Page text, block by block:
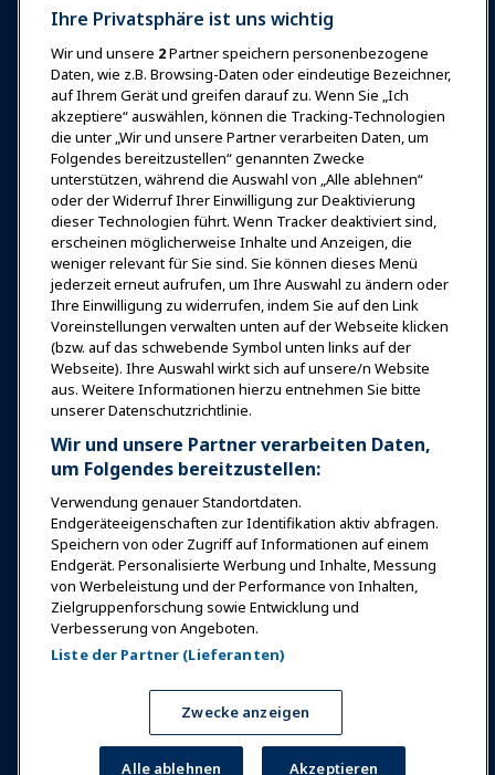
Anmelden Jetzt beitreten
Auszeichnungen Karrieren
Kontakt
Expos & Veranstaltungen
News & Funwelt
Bildung
Sicherheit & Schutz
Plädoyer
Forschung & Berichte
Über IAAPA
Partner
Copyright © 2026 Internationaler Verband der
Vergnügungsparks und Attraktionen. Alle Rechte
vorbehalten.
Datenschutzerklärung
Nutzungsbedingungen
Hinweis zur Übersetzung
Voreinstellungen verwalten
Ihre Privatsphäre ist uns wichtig
Wir und unsere 2Partner speichern personenbezogene
Daten, wie z.B. Browsing-Daten oder eindeutige Bezeichner,
auf Ihrem Gerät und greifen darauf zu. Wenn Sie „Ich
akzeptiere“ auswählen, können die Tracking-Technologien
die unter „Wir und unsere Partner verarbeiten Daten, um
Folgendes bereitzustellen“ genannten Zwecke
unterstützen, während die Auswahl von „Alle ablehnen“
oder der Widerruf Ihrer Einwilligung zur Deaktivierung
dieser Technologien führt. Wenn Tracker deaktiviert sind,
erscheinen möglicherweise Inhalte und Anzeigen, die
weniger relevant für Sie sind. Sie können dieses Menü
jederzeit erneut aufrufen, um Ihre Auswahl zu ändern oder
Ihre Einwilligung zu widerrufen, indem Sie auf den Link
Voreinstellungen verwalten unten auf der Webseite klicken
(bzw. auf das schwebende Symbol unten links auf der
Webseite). Ihre Auswahl wirkt sich auf unsere/n Website
aus. Weitere Informationen hierzu entnehmen Sie bitte
unserer Datenschutzrichtlinie.
Wir und unsere Partner verarbeiten Daten,
um Folgendes bereitzustellen:
Verwendung genauer Standortdaten.
Endgeräteeigenschaften zur Identifikation aktiv abfragen.
Speichern von oder Zugriff auf Informationen auf einem
Endgerät. Personalisierte Werbung und Inhalte, Messung
von Werbeleistung und der Performance von Inhalten,
Zielgruppenforschung sowie Entwicklung und
Verbesserung von Angeboten.
Liste der Partner (Lieferanten)
Zwecke anzeigen
Alle ablehnen Akzeptieren